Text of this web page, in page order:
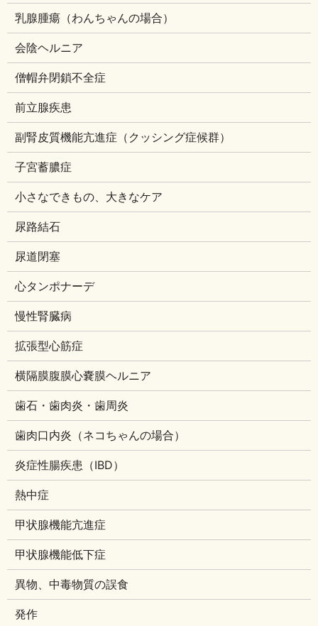
乳腺腫瘍（わんちゃんの場合）
会陰ヘルニア
僧帽弁閉鎖不全症
前立腺疾患
副腎皮質機能亢進症（クッシング症候群）
子宮蓄膿症
小さなできもの、大きなケア
尿路結石
尿道閉塞
心タンポナーデ
慢性腎臓病
拡張型心筋症
横隔膜腹膜心嚢膜ヘルニア
歯石・歯肉炎・歯周炎
歯肉口内炎（ネコちゃんの場合）
炎症性腸疾患（IBD）
熱中症
甲状腺機能亢進症
甲状腺機能低下症
異物、中毒物質の誤食
発作